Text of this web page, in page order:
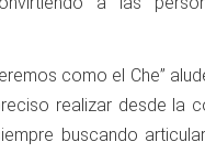
como el Che”
realizar desde la
buscando